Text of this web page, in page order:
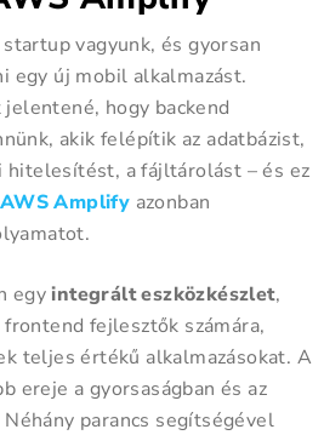
vagyunk, és gyorsan
egy új mobil alkalmazást.
jelentené, hogy backend
akik felépítik az adatbázist,
hitelesítést, a fájltárolást – és ez
AWS Amplify azonban
egyintegrált eszközkészlet,
fejlesztők számára,
teljes értékű alkalmazásokat. A
ereje a gyorsaságban és az
parancs segítségével